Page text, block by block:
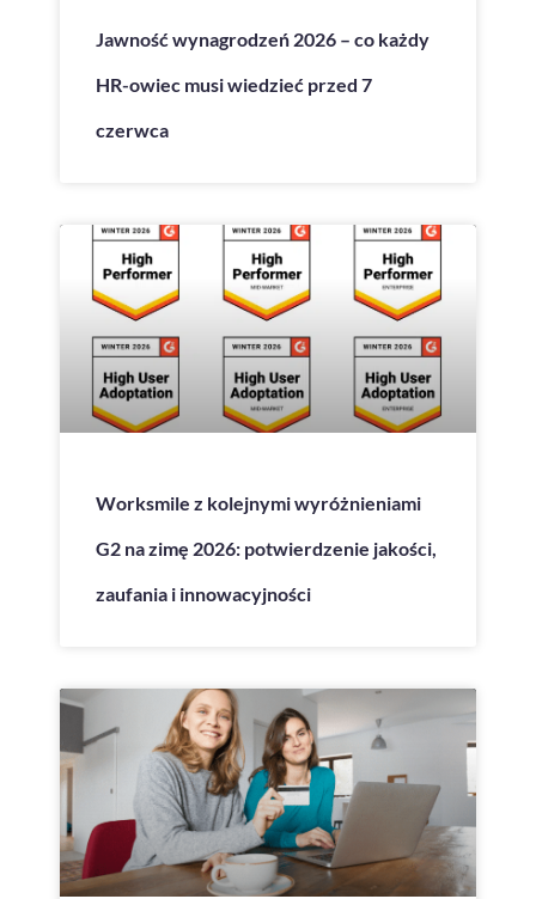
Jawność wynagrodzeń 2026 – co każdy
HR-owiec musi wiedzieć przed 7
czerwca
Worksmile z kolejnymi wyróżnieniami
G2 na zimę 2026: potwierdzenie jakości,
zaufania i innowacyjności